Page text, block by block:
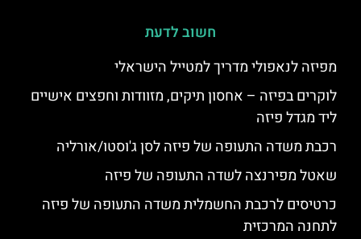
חשוב לדעת
מפיזה לנאפולי מדריך למטייל הישראלי
לוקרים בפיזה – אחסון תיקים, מזוודות וחפצים אישיים
ליד מגדל פיזה
רכבת משדה התעופה של פיזה לסן ג'וסטו/אורליה
שאטל מפירנצה לשדה התעופה של פיזה
כרטיסים לרכבת החשמלית משדה התעופה של פיזה
לתחנה המרכזית